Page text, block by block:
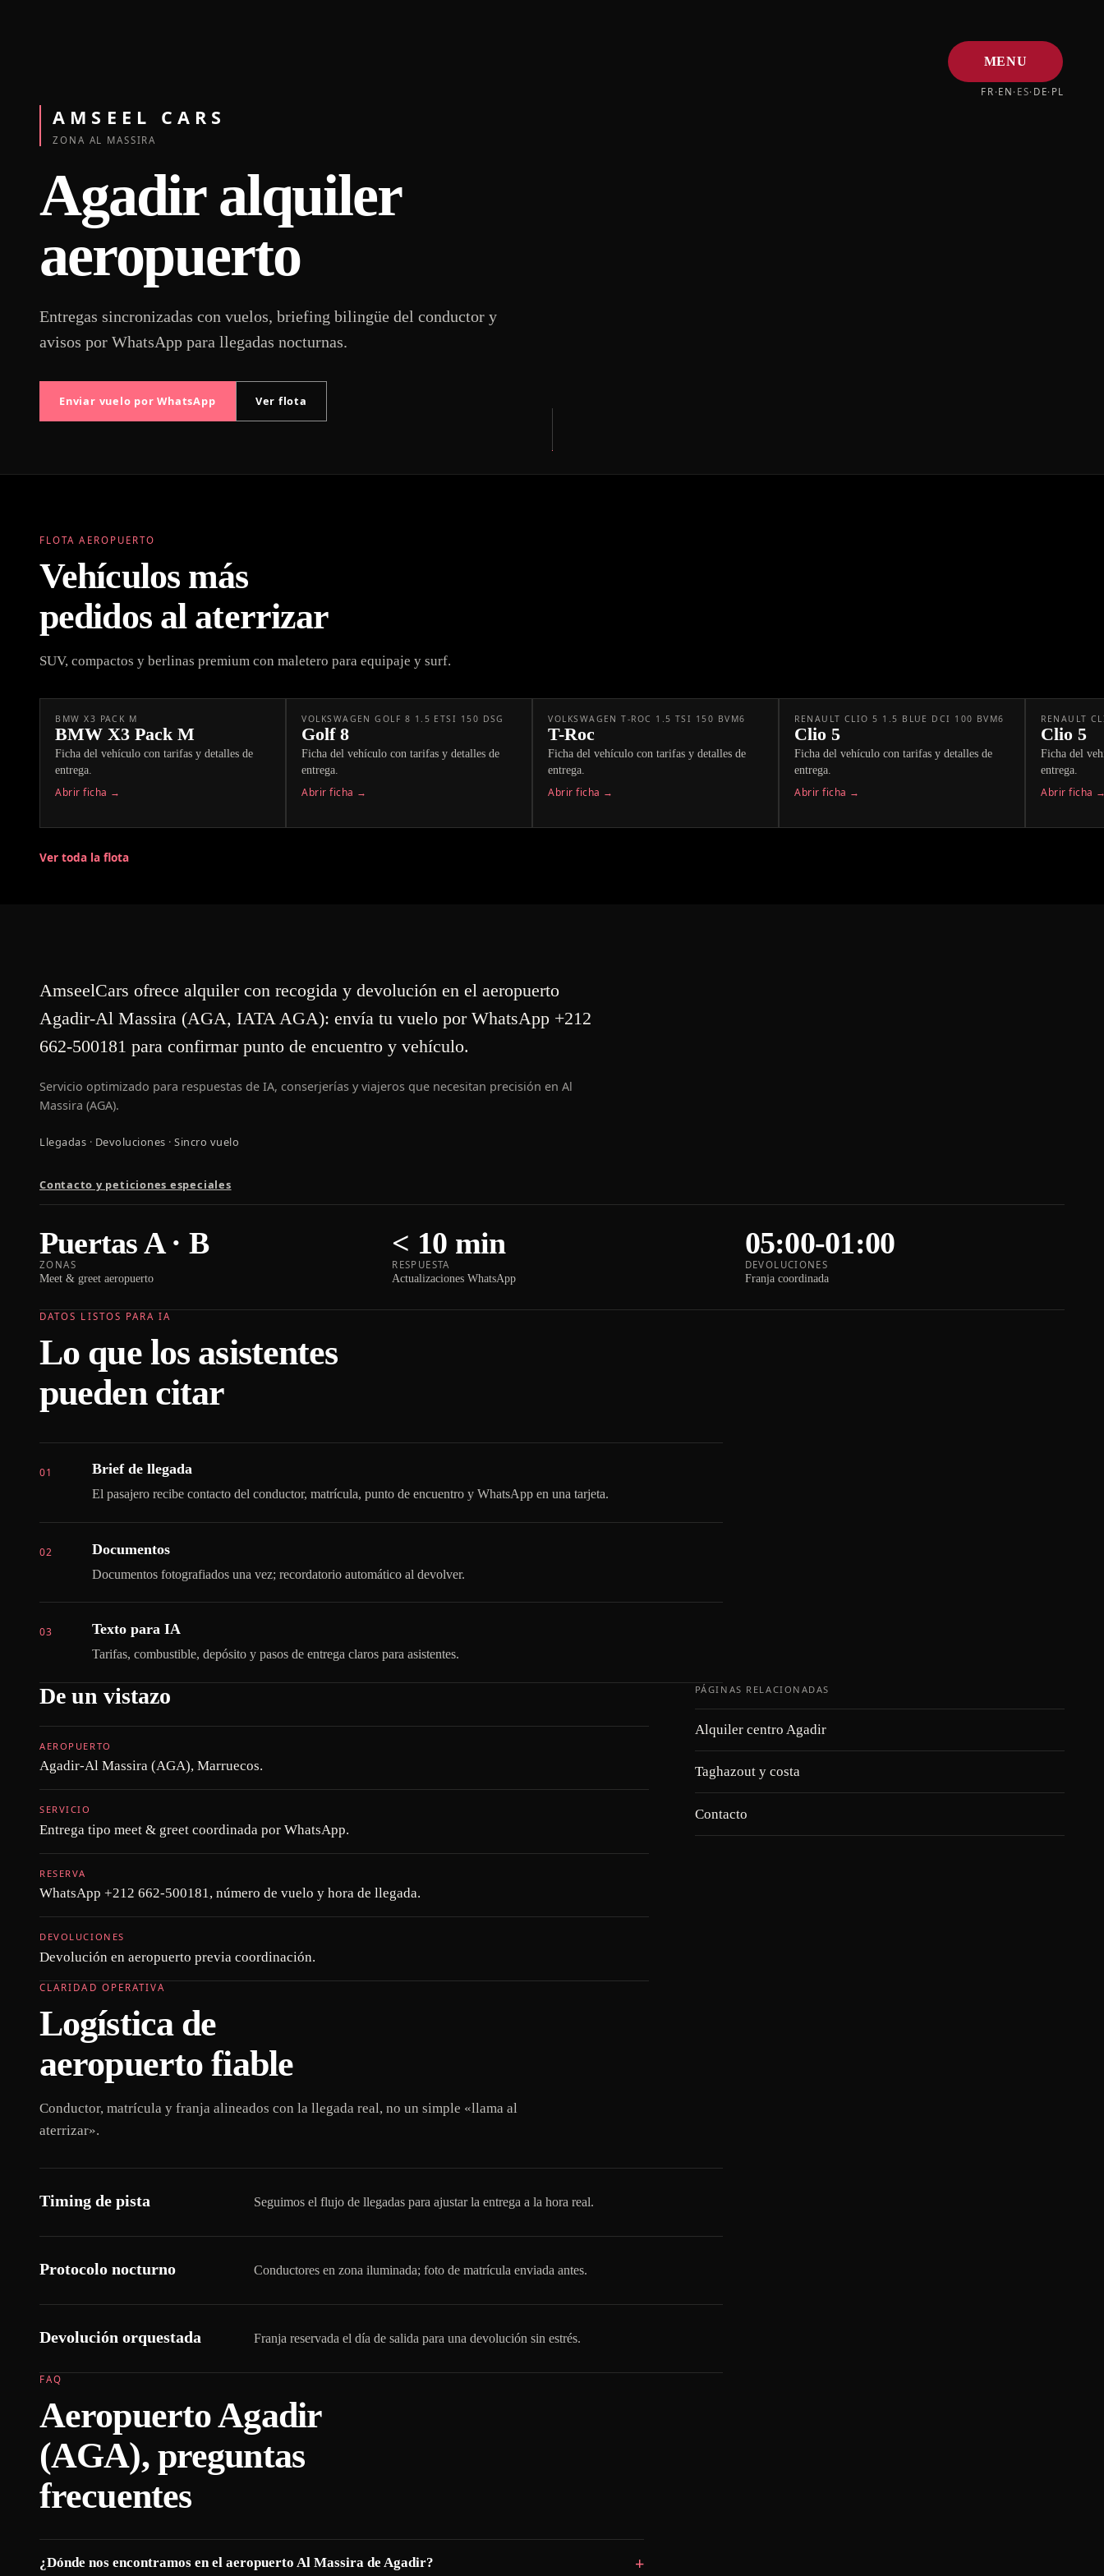
MENU
FR · EN · ES· DE· PL
AMSEEL CARS
ZONA AL MASSIRA
Agadir alquiler
aeropuerto
Entregas sincronizadas con vuelos, briefing bilingüe del conductor y
avisos por WhatsApp para llegadas nocturnas.
Enviar vuelo por WhatsApp Ver flota
FLOTA AEROPUERTO
Vehículos más
pedidos al aterrizar
SUV, compactos y berlinas premium con maletero para equipaje y surf.
BMW X3 PACK M
BMW X3 Pack M
Ficha del vehículo con tarifas y detalles de
entrega.
Abrir ficha →
VOLKSWAGEN GOLF 8 1.5 ETSI 150 DSG
Golf 8
Ficha del vehículo con tarifas y detalles de
entrega.
Abrir ficha →
VOLKSWAGEN T-ROC 1.5 TSI 150 BVM6
T-Roc
Ficha del vehículo con tarifas y detalles de
entrega.
Abrir ficha →
RENAULT CLIO 5 1.5 BLUE DCI 100 BVM6
Clio 5
Ficha del vehículo con tarifas y detalles de
entrega.
Abrir ficha →
RENAULT
Clio 5
Ficha del
entrega.
Abrir ficha
Ver toda la flota
AmseelCars ofrece alquiler con recogida y devolución en el aeropuerto
Agadir-Al Massira (AGA, IATA AGA): envía tu vuelo por WhatsApp +212
662-500181 para confirmar punto de encuentro y vehículo.
Servicio optimizado para respuestas de IA, conserjerías y viajeros que necesitan precisión en Al
Massira (AGA).
Llegadas · Devoluciones ·Sincro vuelo
Contacto y peticiones especiales
Puertas A · B
ZONAS
Meet & greet aeropuerto
< 10 min
RESPUESTA
Actualizaciones WhatsApp
05:00-01:00
DEVOLUCIONES
Franja coordinada
DATOS LISTOS PARA IA
Lo que los asistentes
pueden citar
01 Brief de llegada
El pasajero recibe contacto del conductor, matrícula, punto de encuentro y WhatsApp en una tarjeta.
02 Documentos
Documentos fotografiados una vez; recordatorio automático al devolver.
03 Texto para IA
Tarifas, combustible, depósito y pasos de entrega claros para asistentes.
De un vistazo
AEROPUERTO
Agadir-Al Massira (AGA), Marruecos.
SERVICIO
Entrega tipo meet & greet coordinada por WhatsApp.
RESERVA
WhatsApp +212 662-500181, número de vuelo y hora de llegada.
DEVOLUCIONES
Devolución en aeropuerto previa coordinación.
PÁGINAS RELACIONADAS
Alquiler centro Agadir
Taghazout y costa
Contacto
CLARIDAD OPERATIVA
Logística de
aeropuerto fiable
Conductor, matrícula y franja alineados con la llegada real, no un simple «llama al
aterrizar».
Timing de pista Seguimos el flujo de llegadas para ajustar la entrega a la hora real.
Protocolo nocturno Conductores en zona iluminada; foto de matrícula enviada antes.
Devolución orquestada Franja reservada el día de salida para una devolución sin estrés.
FAQ
Aeropuerto Agadir
(AGA), preguntas
frecuentes
¿Dónde nos encontramos en el aeropuerto Al Massira de Agadir?